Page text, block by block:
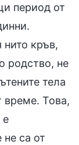
период от
нито кръв,
родство, не
тела
време. Това,
е
са от